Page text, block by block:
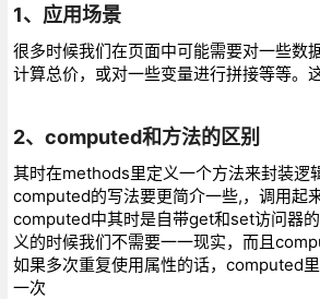
1、应用场景
很多时候我们在页面中可能需要对一些数
计算总价，或对一些变量进行拼接等等。
2、computed和方法的区别
其时在methods里定义一个方法来封装逻
computed的写法要更简介一些,，调用起
computed中其时是自带get和set访问器
义的时候我们不需要一一现实，而且
如果多次重复使用属性的话，computed
一次